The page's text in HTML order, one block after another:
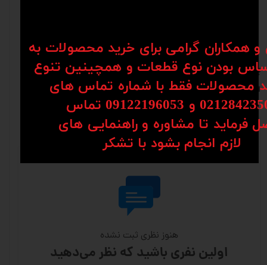
معادل مدل WEO60-10-080-19 لیمینگ
برای مشاوره و سفارش با شماره 09904142099--
09914530554 تماس حاصل فرمایید
نظرات
هنوز نظری ثبت نشده
اولین نفری باشید که نظر می‌دهید
همکاران گرامی برای خرید محصولات به
بودن نوع قطعات و همچینین تنوع
کد محصولات فقط با شماره تماس های
و 09122196053​​​​​​​ تماس
فرماید تا مشاوره و راهنمایی های
​​​​​​​لازم انجام بشود با تشکر​​​​​​​